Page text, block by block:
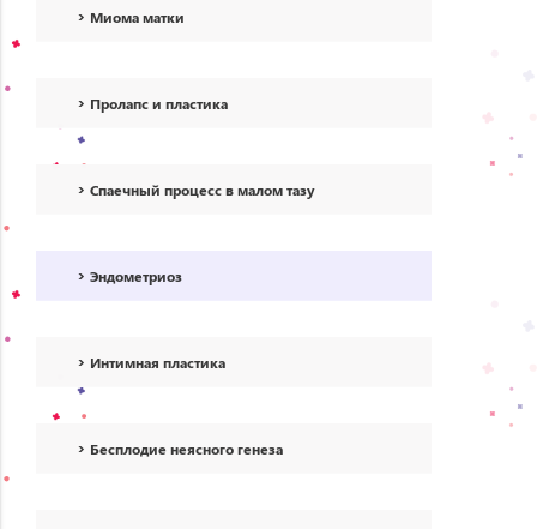
Миома матки
Пролапс и пластика
Спаечный процесс в малом тазу
Эндометриоз
Интимная пластика
Бесплодие неясного генеза